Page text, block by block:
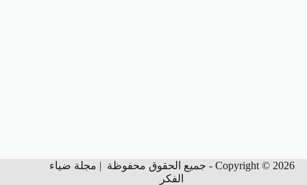
Copyright © 2026 - جميع الحقوق محفوظة | مجلة ضياء
الفكر